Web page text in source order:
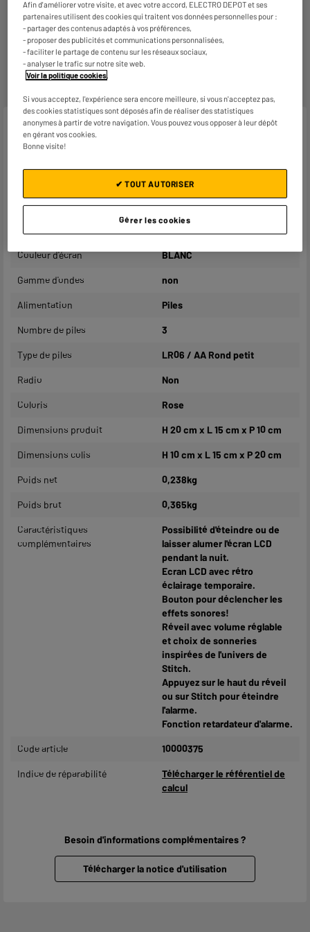
Retours et échanges gratuits
- Retoursgratuitsdanstous les magasins ELECTRO
DEPOT de France(voir conditions
- Retours par voie postale : vos colis retours sont traités
dans le magasin le plus proche de chez vous pour limiter
les trajets et donc l’impact sur la planète. Les frais de
retour par voie postale restent à votre charge.
Caractéristiques
Oui
Répétition de l'alarme Oui
Couleur d'écran BLANC
Gamme d'ondes non
Alimentation Piles
Nombre de piles 3
Type de piles LR06 / AA Rond petit
Radio Non
Coloris Rose
Dimensions produit H 20 cm x L 15 cm x P 10 cm
Dimensions colis H 10 cm x L 15 cm x P 20 cm
Poids net 0,238kg
Poids brut 0,365kg
Caractéristiques
complémentaires
Possibilité d'éteindre ou de
laisser alumer l'écran LCD
pendant la nuit.
Ecran LCD avec rétro
éclairage temporaire.
Bouton pour déclencher les
effets sonores!
Réveil avec volume réglable
et choix de sonneries
inspirées de l'univers de
Stitch.
Appuyez sur le haut du réveil
ou sur Stitch pour éteindre
l'alarme.
Fonction retardateur d'alarme.
Code article 10000375
Indice de réparabilité
Télécharger le référentiel de
calcul
Besoin d'informations complémentaires ?
Télécharger la notice d'utilisation
Afin d'améliorer votre visite, et avec votre accord, ELECTRO DEPOT et ses
partenaires utilisent des cookies qui traitent vos données personnelles pour :
- partager des contenus adaptés à vos préférences,
- proposer des publicités et communications personnalisées,
- faciliter le partage de contenu sur les réseaux sociaux,
- analyser le trafic sur notre site web.
Voir la politique cookies.
Si vous acceptez, l'expérience sera encore meilleure, si vous n'acceptez pas,
des cookies statistiques sont déposés afin de réaliser des statistiques
anonymes à partir de votre navigation. Vous pouvez vous opposer à leur dépôt
en gérant vos cookies.
Bonne visite!
Gérer les cookies
✔ TOUT AUTORISER